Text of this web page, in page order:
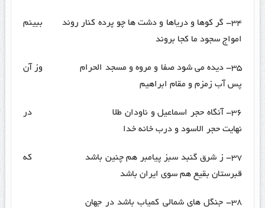
۳۴- گر کوها و دریاها و دشت ها چو پرده کنار روند ببینم
امواج سجود ما کجا بروند
۳۵- دیده می شود صفا و مروه و مسجد الحرام وز آن
پس آب زمزم و مقام ابراهیم
۳۶- آنگاه حجر اسماعیل و ناودان طلا در
نهایت حجر الاسود و درب خانه خدا
۳۷- ز شرق گنبد سبز پیامبر هم چنین باشد که
قبرستان بقیع هم سوی ایران باشد
۳۸- جنگل های شمالی کمیاب باشد در جهان